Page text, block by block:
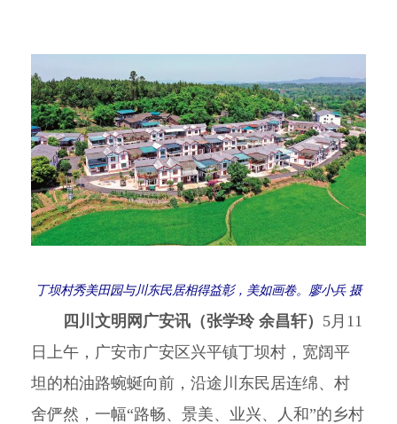
丁坝村秀美田园与川东民居相得益彰，美如画卷。廖小兵 摄
四川文明网广安讯（张学玲 余昌轩） 5月11
日上午，广安市广安区兴平镇丁坝村，宽阔平
坦的柏油路蜿蜒向前，沿途川东民居连绵、村
舍俨然，一幅“路畅、景美、业兴、人和”的乡村